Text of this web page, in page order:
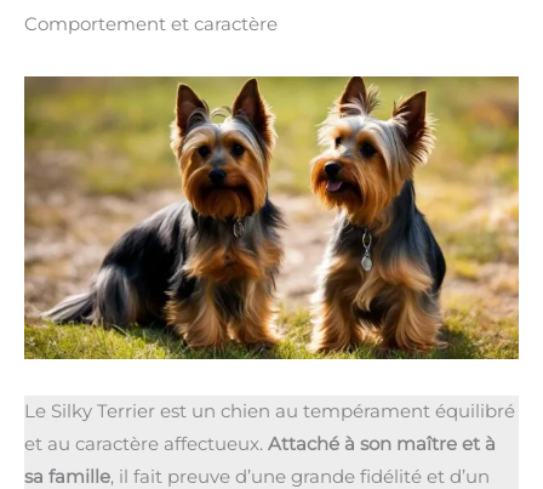
Comportement et caractère
Le Silky Terrier est un chien au tempérament équilibré
et au caractère affectueux. Attaché à son maître et à
sa famille, il fait preuve d’une grande fidélité et d’un